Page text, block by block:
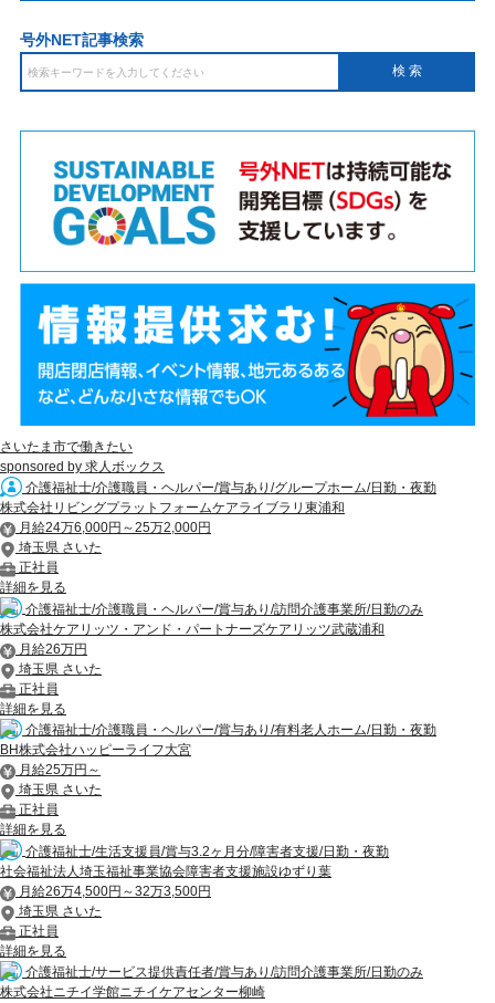
号外NET記事検索
さいたま市で働きたい
sponsored by 求人ボックス
介護福祉士/介護職員・ヘルパー/賞与あり/グループホーム/日勤・夜勤
株式会社リビングプラットフォームケアライブラリ東浦和
月給24万6,000円～25万2,000円
埼玉県 さいた
正社員
詳細を見る
介護福祉士/介護職員・ヘルパー/賞与あり/訪問介護事業所/日勤のみ
株式会社ケアリッツ・アンド・パートナーズケアリッツ武蔵浦和
月給26万円
埼玉県 さいた
正社員
詳細を見る
介護福祉士/介護職員・ヘルパー/賞与あり/有料老人ホーム/日勤・夜勤
BH株式会社ハッピーライフ大宮
月給25万円～
埼玉県 さいた
正社員
詳細を見る
介護福祉士/生活支援員/賞与3.2ヶ月分/障害者支援/日勤・夜勤
社会福祉法人埼玉福祉事業協会障害者支援施設ゆずり葉
月給26万4,500円～32万3,500円
埼玉県 さいた
正社員
詳細を見る
介護福祉士/サービス提供責任者/賞与あり/訪問介護事業所/日勤のみ
株式会社ニチイ学館ニチイケアセンター柳崎